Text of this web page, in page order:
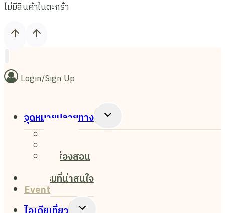
ไม่มีสินค้าในตะกร้า
Login/Sign Up
จุดหมายปลายทาง Toggle
Menu
แม่ฮ่องสอน
กิจกรรมที่น่าสนใจ
Event
Toggle